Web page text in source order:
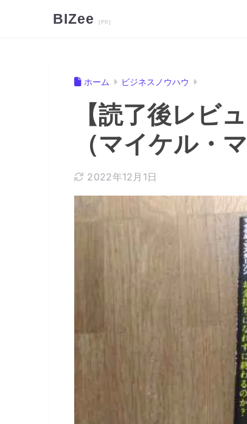
BIZee
ホーム ビジネスノウハウ
【読了後レビ
（マイケル・
2022年12月1日